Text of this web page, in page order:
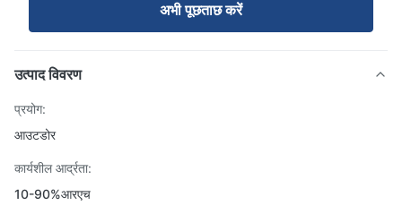
अभी पूछताछ करें
उत्पाद विवरण
प्रयोग:
आउटडोर
कार्यशील आर्द्रता:
10-90%आरएच